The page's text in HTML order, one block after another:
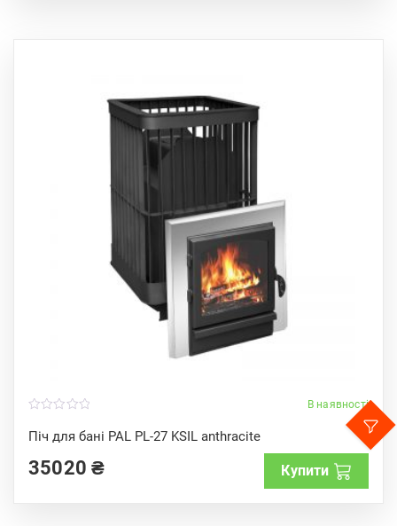
В наявності
Піч для бані PAL PL-27 KSIL anthracite
o
u
o
f
35020₴ Купити